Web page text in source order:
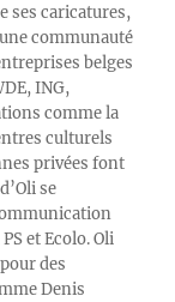
ses caricatures,
communauté
belges
ING,
comme la
culturels
privées font
se
et Ecolo. Oli
des
Denis